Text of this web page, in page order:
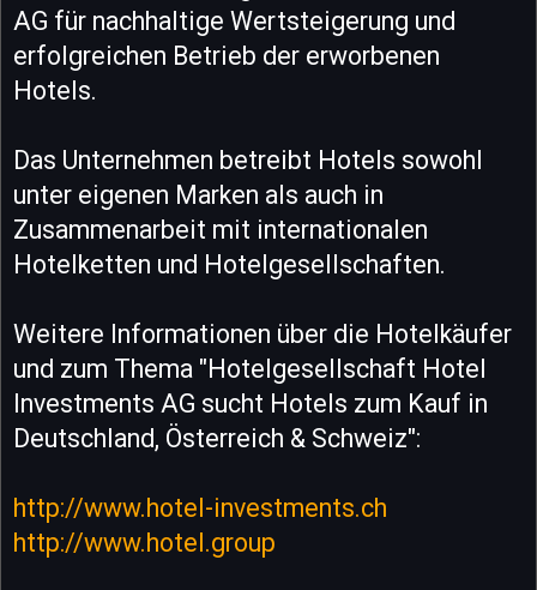
AG für nachhaltige Wertsteigerung und
erfolgreichen Betrieb der erworbenen
Hotels.
Das Unternehmen betreibt Hotels sowohl
unter eigenen Marken als auch in
Zusammenarbeit mit internationalen
Hotelketten und Hotelgesellschaften.
Weitere Informationen über die Hotelkäufer
und zum Thema "Hotelgesellschaft Hotel
Investments AG sucht Hotels zum Kauf in
Deutschland, Österreich & Schweiz":
http://www.hotel-investments.ch
http://www.hotel.group